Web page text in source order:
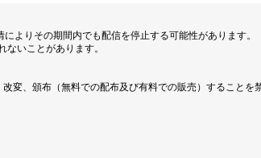
よりその期間内でも配信を停止する可能性があります。
いことがあります。
変、頒布（無料での配布及び有料での販売）することを